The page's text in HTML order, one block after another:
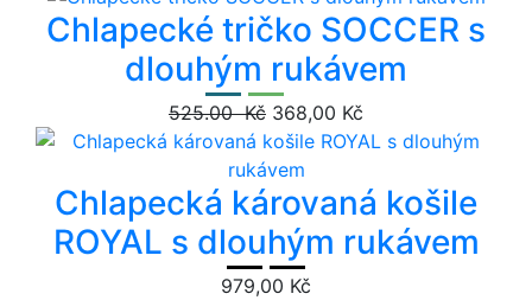
Chlapecké tričko SOCCER s
dlouhým rukávem
525.00 Kč 368,00 Kč
Chlapecká károvaná košile
ROYAL s dlouhým rukávem
979,00 Kč